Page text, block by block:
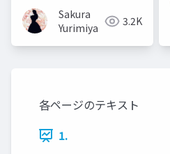
Sakura
Yurimiya
3.2K
各ページのテキスト
1.